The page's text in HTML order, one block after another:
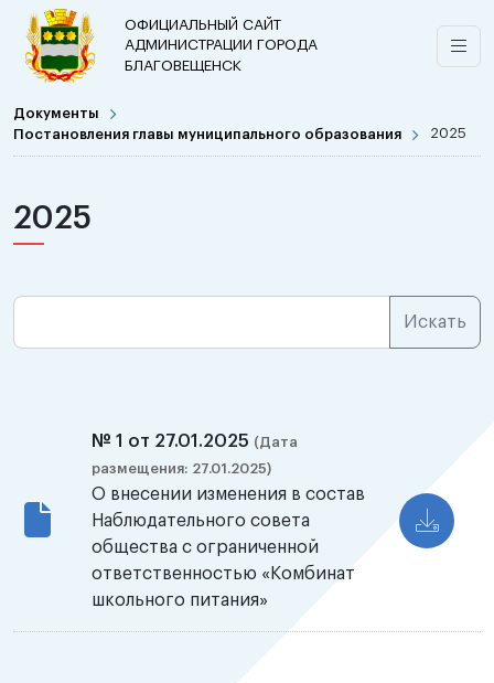
ОФИЦИАЛЬНЫЙ САЙТ
АДМИНИСТРАЦИИ ГОРОДА
БЛАГОВЕЩЕНСК
Документы
Постановления главы муниципального образования
2025
2025
№ 1 от 27.01.2025 (Дата
размещения: 27.01.2025)
О внесении изменения в состав
Наблюдательного совета
общества с ограниченной
ответственностью «Комбинат
школьного питания»